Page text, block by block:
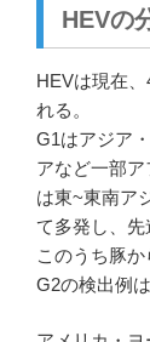
HEVの
HEVは現在
れる。
G1はアジア
アなど一部
は東~東南ア
て多発し、先
このうち豚
G2の検出例